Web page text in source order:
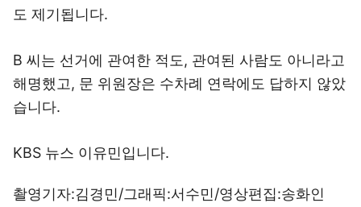
도 제기됩니다.
B 씨는 선거에 관여한 적도, 관여된 사람도 아니라고
해명했고, 문 위원장은 수차례 연락에도 답하지 않았
습니다.
KBS 뉴스 이유민입니다.
촬영기자:김경민/그래픽:서수민/영상편집:송화인